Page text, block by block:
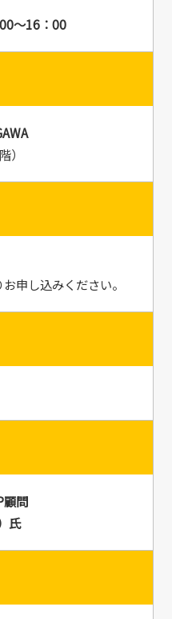
～16：00
）
申し込みください。
問
氏